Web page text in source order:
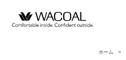
ホーム >